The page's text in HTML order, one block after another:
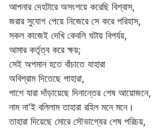
আপনার দেহটারে অসংশয়ে করেছি বিশ্বাস,
জরার সুযোগ পেয়ে নিজেরে সে করে পরিহাস,
সকল কাজেই দেখি কেবলি ঘটায় বিপর্যয়,
আমার কর্তৃত্ব করে ক্ষয়;
সেই অপমান হতে বাঁচাতে যাহারা
অবিশ্রাম দিতেছে পাহারা,
পাশে যারা দাঁড়ায়েছে দিনান্তের শেষ আয়োজনে,
নাম না'ই বলিলাম তাহারা রহিল মনে মনে।
তাহারা দিয়েছে মোরে সৌভাগ্যের শেষ পরিচয়,